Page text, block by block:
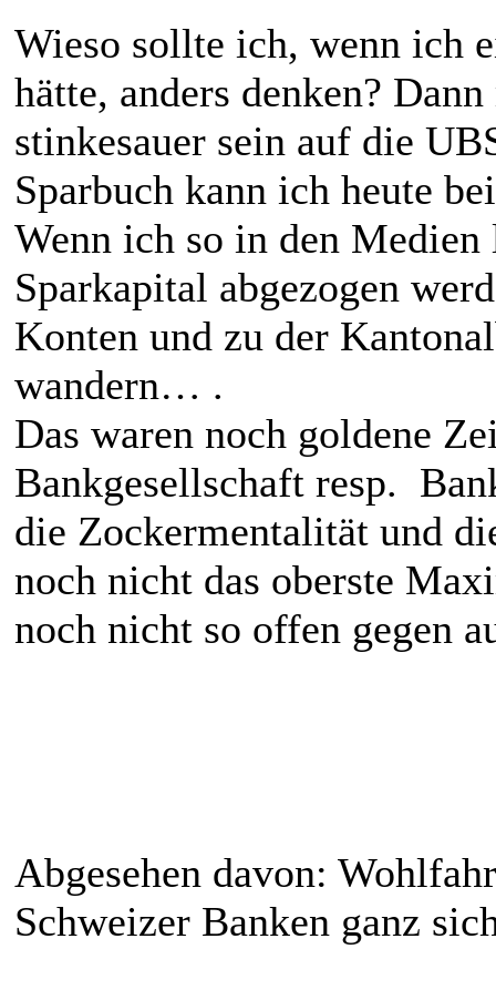
Wieso sollte ich, wenn ich
hätte, anders denken?
stinkesauer sein auf die
Sparbuch kann ich heute
Wenn ich so in den
Sparkapital abgezogen
Konten und zu der
wandern… .
Das waren noch goldene
Bankgesellschaft resp.
die Zockermentalität und
noch nicht das oberste
noch nicht so offen gegen
Abgesehen davon:
Schweizer Banken ganz